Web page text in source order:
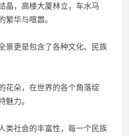
晶，高楼大厦林立，车水马
繁华与喧嚣。
景更是包含了各种文化、民族
花朵，在世界的各个角落绽
魅力。
类社会的丰富性，每一个民族